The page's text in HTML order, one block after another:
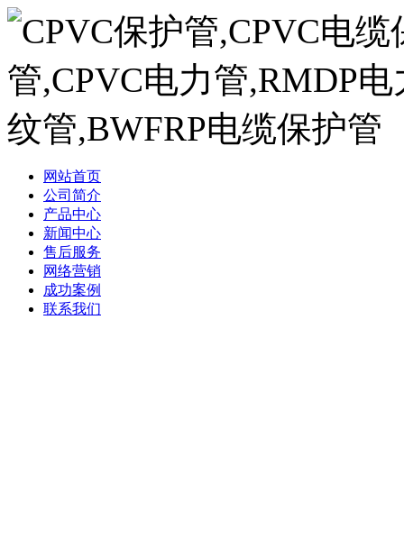
网站首页
公司简介
产品中心
新闻中心
售后服务
网络营销
成功案例
联系我们